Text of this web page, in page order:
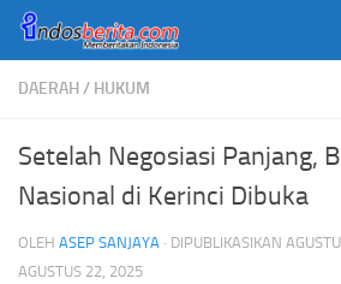
Skip to content
DAERAH/ HUKUM
Setelah Negosiasi Panjang,
Nasional di Kerinci Dibuka
OLEH ASEP SANJAYA · DIPUBLIKASIKAN
AGUSTUS 22, 2025